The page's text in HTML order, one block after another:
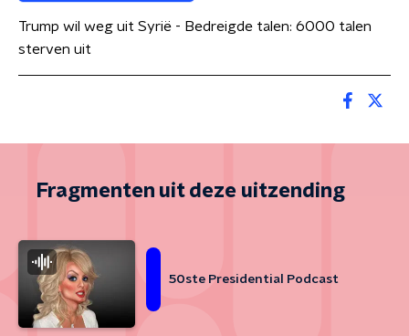
Trump wil weg uit Syrië - Bedreigde talen: 6000 talen
sterven uit
Fragmenten uit deze uitzending
50ste Presidential Podcast